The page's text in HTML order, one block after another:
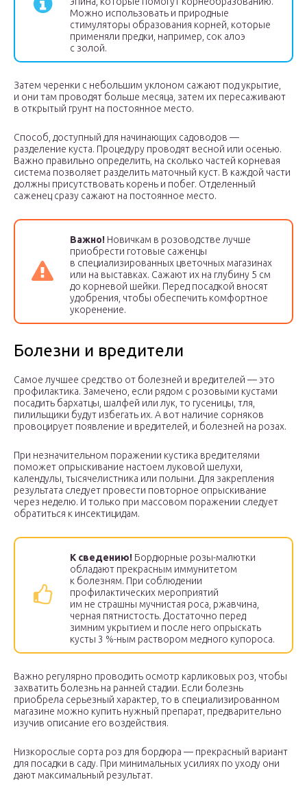
Можно использовать и природные
стимуляторы образования корней, которые
применяли предки, например, сок алоэ
с золой.
Затем черенки с небольшим уклоном сажают под укрытие,
и они там проводят больше месяца, затем их пересаживают
в открытый грунт на постоянное место.
Способ, доступный для начинающих садоводов —
разделение куста. Процедуру проводят весной или осенью.
Важно правильно определить, на сколько частей корневая
система позволяет разделить маточный куст. В каждой части
должны присутствовать корень и побег. Отделенный
саженец сразу сажают на постоянное место.
Важно! Новичкам в розоводстве лучше
приобрести готовые саженцы
в специализированных цветочных магазинах
или на выставках. Сажают их на глубину 5 см
до корневой шейки. Перед посадкой вносят
удобрения, чтобы обеспечить комфортное
укоренение.
Болезни и вредители
Самое лучшее средство от болезней и вредителей — это
профилактика. Замечено, если рядом с розовыми кустами
посадить бархатцы, шалфей или лук, то гусеницы, тля,
пилильщики будут избегать их. А вот наличие сорняков
провоцирует появление и вредителей, и болезней на розах.
При незначительном поражении кустика вредителями
поможет опрыскивание настоем луковой шелухи,
календулы, тысячелистника или полыни. Для закрепления
результата следует провести повторное опрыскивание
через неделю. И только при массовом поражении следует
обратиться к инсектицидам.
К сведению! Бордюрные розы-малютки
обладают прекрасным иммунитетом
к болезням. При соблюдении
профилактических мероприятий
им не страшны мучнистая роса, ржавчина,
черная пятнистость. Достаточно перед
зимним укрытием и после него опрыскать
кусты 3 %-ным раствором медного купороса.
Важно регулярно проводить осмотр карликовых роз, чтобы
захватить болезнь на ранней стадии. Если болезнь
приобрела серьезный характер, то в специализированном
магазине можно купить нужный препарат, предварительно
изучив описание его воздействия.
Низкорослые сорта роз для бордюра — прекрасный вариант
для посадки в саду. При минимальных усилиях по уходу они
дают максимальный результат.